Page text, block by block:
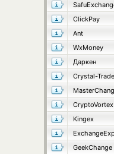
ClickPay
Ant
WxMoney
Даркен
Crystal-Trade
CryptoVortex
Kingex
GeekChange